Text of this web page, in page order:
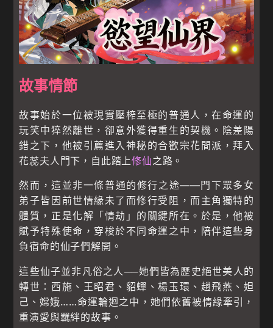
故事情節
故事始於一位被現實壓榨至極的普通人，在命運的
玩笑中猝然離世，卻意外獲得重生的契機。陰差陽
錯之下，他被引薦進入神秘的合歡宗花間派，拜入
花蕊夫人門下，自此踏上修仙之路。
然而，這並非一條普通的修行之途——門下眾多女
弟子皆因前世情緣未了而修行受阻，而主角獨特的
體質，正是化解「情劫」的關鍵所在。於是，他被
賦予特殊使命，穿梭於不同命運之中，陪伴這些身
負宿命的仙子們解開。
這些仙子並非凡俗之人──她們皆為歷史絕世美人的
轉世：西施、王昭君、貂蟬、楊玉環、趙飛燕、妲
己、嫦娥……命運輪迴之中，她們依舊被情緣牽引，
重演愛與羈絆的故事。